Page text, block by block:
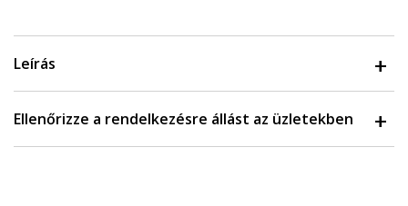
Leírás
Ellenőrizze a rendelkezésre állást az üzletekben